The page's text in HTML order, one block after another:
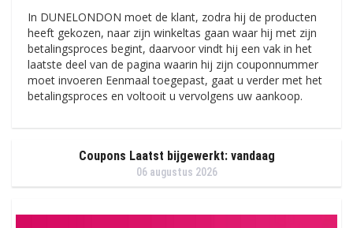
In DUNELONDON moet de klant, zodra hij de producten
heeft gekozen, naar zijn winkeltas gaan waar hij met zijn
betalingsproces begint, daarvoor vindt hij een vak in het
laatste deel van de pagina waarin hij zijn couponnummer
moet invoeren Eenmaal toegepast, gaat u verder met het
betalingsproces en voltooit u vervolgens uw aankoop.
Coupons Laatst bijgewerkt: vandaag
06 augustus 2026